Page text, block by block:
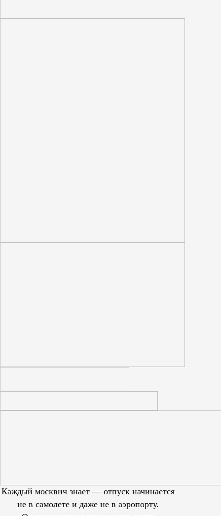
Каждый москвич знает — отпуск начинается
не в самолете и даже не в аэропорту.